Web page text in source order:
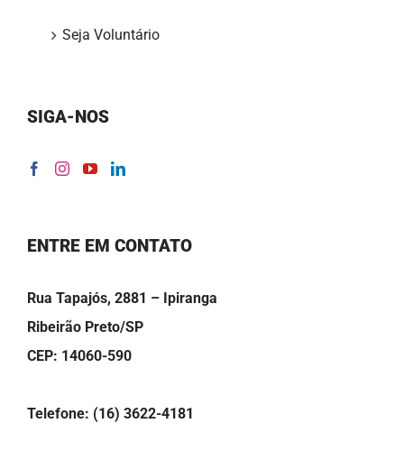
Seja Voluntário
SIGA-NOS
ENTRE EM CONTATO
Rua Tapajós, 2881 – Ipiranga
Ribeirão Preto/SP
CEP: 14060-590
Telefone: (16) 3622-4181